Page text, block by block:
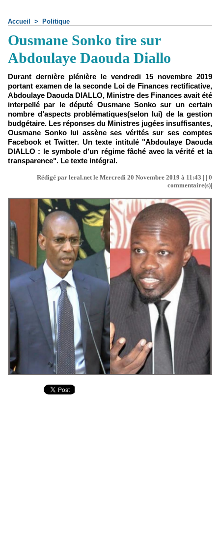
Accueil > Politique
Ousmane Sonko tire sur
Abdoulaye Daouda Diallo
Durant dernière plénière le vendredi 15 novembre 2019
portant examen de la seconde Loi de Finances rectificative,
Abdoulaye Daouda DIALLO, Ministre des Finances avait été
interpellé par le député Ousmane Sonko sur un certain
nombre d’aspects problématiques(selon lui) de la gestion
budgétaire. Les réponses du Ministres jugées insuffisantes,
Ousmane Sonko lui assène ses vérités sur ses comptes
Facebook et Twitter. Un texte intitulé "Abdoulaye Daouda
DIALLO : le symbole d’un régime fâché avec la vérité et la
transparence". Le texte intégral.
Rédigé par leral.net le Mercredi 20 Novembre 2019 à 11:43 | | 0
commentaire(s)|